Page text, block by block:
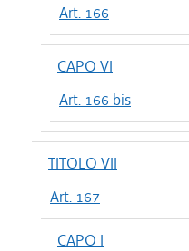
Art. 166
CAPO VI
Art. 166 bis
TITOLO VII
Art. 167
CAPO I